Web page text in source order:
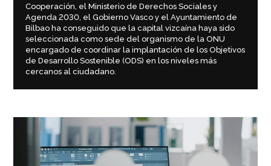
Cooperación, el Ministerio de Derechos Sociales y
Agenda 2030, el Gobierno Vasco y el Ayuntamiento de
Bilbao ha conseguido que la capital vizcaína haya sido
seleccionada como sede del organismo de la ONU
encargado de coordinar la implantación de los Objetivos
de Desarrollo Sostenible (ODS) en los niveles más
cercanos al ciudadano.